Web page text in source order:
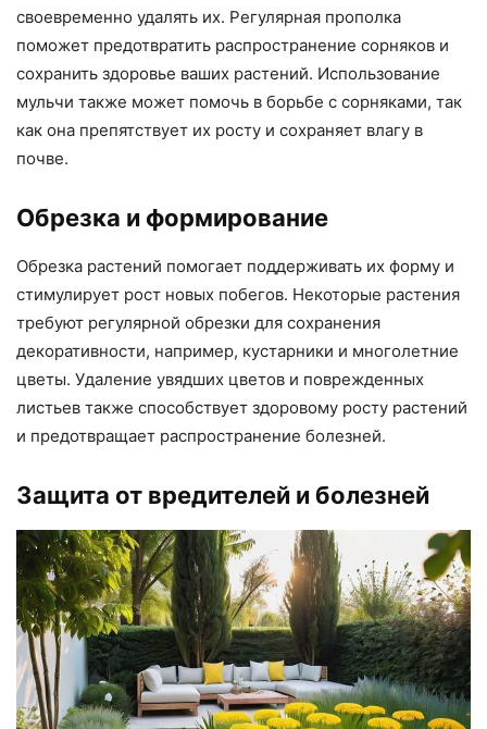
своевременно удалять их. Регулярная прополка
поможет предотвратить распространение сорняков и
сохранить здоровье ваших растений. Использование
мульчи также может помочь в борьбе с сорняками, так
как она препятствует их росту и сохраняет влагу в
почве.
Обрезка и формирование
Обрезка растений помогает поддерживать их форму и
стимулирует рост новых побегов. Некоторые растения
требуют регулярной обрезки для сохранения
декоративности, например, кустарники и многолетние
цветы. Удаление увядших цветов и поврежденных
листьев также способствует здоровому росту растений
и предотвращает распространение болезней.
Защита от вредителей и болезней